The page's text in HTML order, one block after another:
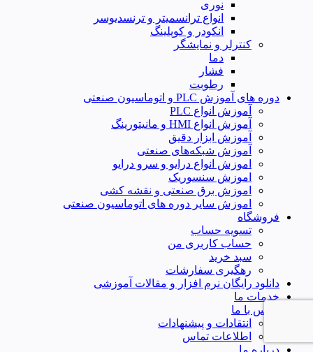
نوری
انواع ترانسمیتر و ترنسدیوسر
انکودر و کوپلینگ
کنترلر و نمایشگر
دما
فشار
رطوبت
دوره های آموزش PLC و اتوماسیون صنعتی
آموزش انواع PLC
آموزش انواع HMI و مانیتورینگ
آموزش ابزار دقیق
آموزش شبکه‌های صنعتی
اموزش انواع درایو و سرو درایو
اموزش سنسوریک
اموزش برق صنعتی و نقشه کشی
اموزش سایر دوره های اتوماسیون صنعتی
فروشگاه
تسویه حساب
حساب کاربری من
سبد خرید
رهگیری سفارشات
دانلود رایگان نرم افزار و مقالات آموزشی
خدمات ما
تماس با ما
انتقادات و پیشنهادات
اطلاعات تماس
درباره ما